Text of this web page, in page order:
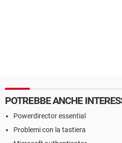
POTREBBE ANCHE
Powerdirector essential
Problemi con la tastiera